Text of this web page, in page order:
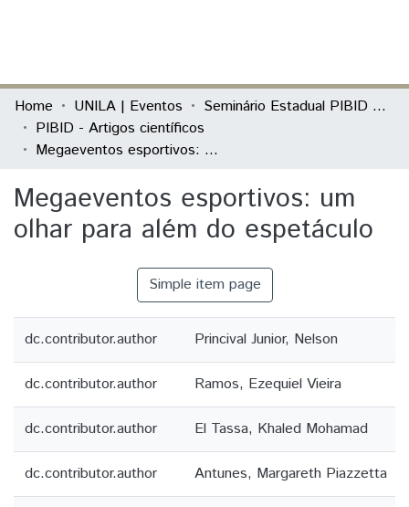
Communities & Collections
All of DSpace
Home UNILA | Eventos
Seminário Estadual PIBID do Paraná: tecendo saberes (PIBID)
PIBID - Artigos científicos
Megaeventos esportivos: um olhar para além do espetáculo
Megaeventos esportivos: um
olhar para além do espetáculo
Simple item page
dc.contributor.author Princival Junior, Nelson
dc.contributor.author Ramos, Ezequiel Vieira
dc.contributor.author El Tassa, Khaled Mohamad
dc.contributor.author Antunes, Margareth Piazzetta